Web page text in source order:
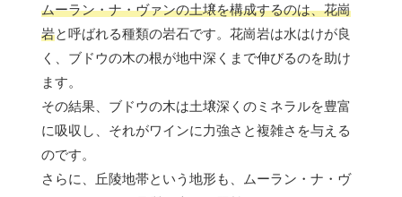
ムーラン・ナ・ヴァンの土壌を構成するのは、花崗
岩と呼ばれる種類の岩石です。花崗岩は水はけが良
く、ブドウの木の根が地中深くまで伸びるのを助け
ます。
その結果、ブドウの木は土壌深くのミネラルを豊富
に吸収し、それがワインに力強さと複雑さを与える
のです。
さらに、丘陵地帯という地形も、ムーラン・ナ・ヴ